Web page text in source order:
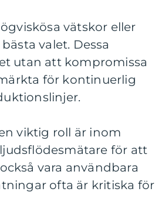
vätskor eller
valet. Dessa
utan att kompromissa
för kontinuerlig
viktig roll är inom
för att
vara användbara
ofta är kritiska för